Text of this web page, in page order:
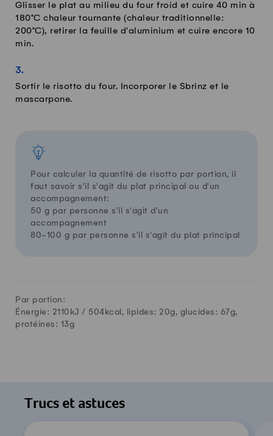
Glisser le plat au milieu du four froid et cuire 40 min à
180°C chaleur tournante (chaleur traditionnelle:
200°C), retirer la feuille d'aluminium et cuire encore 10
min.
Sortir le risotto du four. Incorporer le Sbrinz et le
mascarpone.
Pour calculer la quantité de risotto par portion, il
faut savoir s'il s'agit du plat principal ou d'un
accompagnement:
50 g par personne s'il s'agit d'un
accompagnement
80-100 g par personne s'il s'agit du plat principal
Par portion:
Énergie: 2110kJ / 504 kcal, lipides: 20g, glucides: 67g,
protéines: 13g
Trucs et astuces